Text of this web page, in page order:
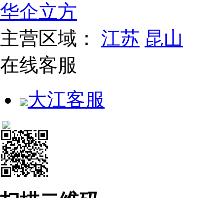
华企立方
主营区域： 江苏 昆山
在线客服
大江客服